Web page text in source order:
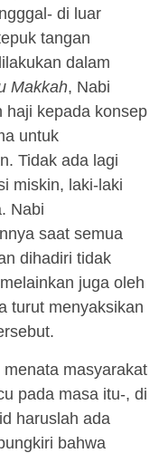
di luar
tangan
dalam
Makkah, Nabi
haji kepada konsep
untuk
Tidak ada lagi
miskin, laki-laki
Nabi
saat semua
dihadiri tidak
juga oleh
turut menyaksikan
masyarakat
pada masa itu-, di
haruslah ada
bahwa